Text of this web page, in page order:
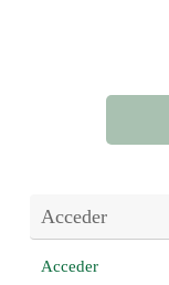
Acceder
Acceder